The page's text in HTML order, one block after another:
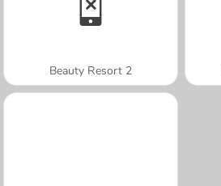
Beauty Resort 2